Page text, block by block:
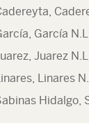
García
Juarez
Linares
Hidalgo,